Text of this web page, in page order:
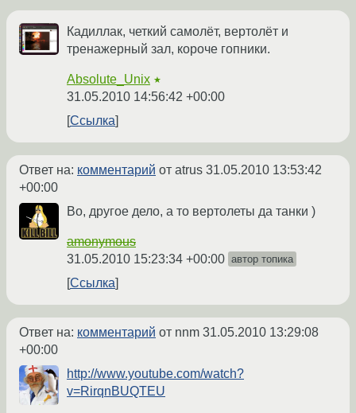
Кадиллак, четкий самолёт, вертолёт и
тренажерный зал, короче гопники.
Absolute_Unix ★
31.05.2010 14:56:42 +00:00
Ссылка
Ответ на: комментарий от atrus 31.05.2010 13:53:42
+00:00
Во, другое дело, а то вертолеты да танки )
amonymous
31.05.2010 15:23:34 +00:00 автор топика
Ссылка
Ответ на: комментарий от nnm 31.05.2010 13:29:08
+00:00
http://www.youtube.com/watch?
v=RirqnBUQTEU